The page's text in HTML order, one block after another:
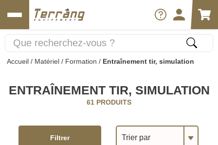
Accueil / Matériel / Formation / Entraînement tir, simulation
ENTRAÎNEMENT TIR, SIMULATION
61 PRODUITS
Trier par
Filtrer